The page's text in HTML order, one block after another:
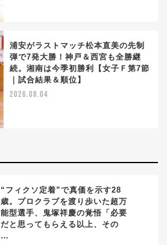
浦安がラストマッチ松本直美の先制
弾で7発大勝！神戸＆西宮も全勝継
続。湘南は今季初勝利【女子Ｆ第7節
｜試合結果＆順位】
2026.08.04
“フィクソ定着”で真価を示す28
歳。プロクラブを渡り歩いた超万
能型選手、鬼塚祥慶の覚悟「必要
だと思ってもらえる以上、その
…